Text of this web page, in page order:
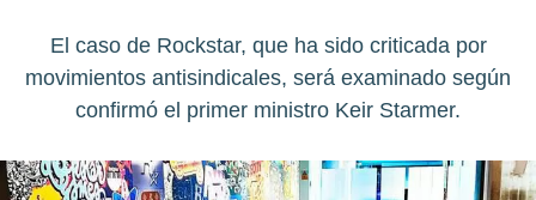
El caso de Rockstar, que ha sido criticada por
movimientos antisindicales, será examinado según
confirmó el primer ministro Keir Starmer.